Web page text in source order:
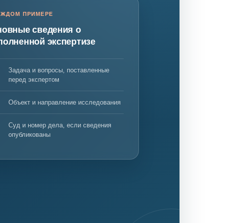
ПРИМЕРЕ
сведения о
экспертизе
Задача и вопросы, поставленные
перед экспертом
Объект и направление исследования
Суд и номер дела, если сведения
опубликованы